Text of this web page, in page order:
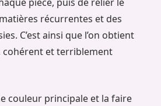
récurrentes et des
C’est ainsi que l’on obtient
cohérent et terriblement
couleur principale et la faire